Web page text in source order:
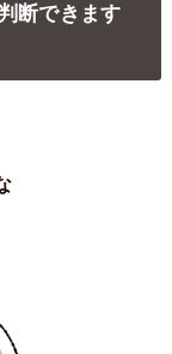
断できます